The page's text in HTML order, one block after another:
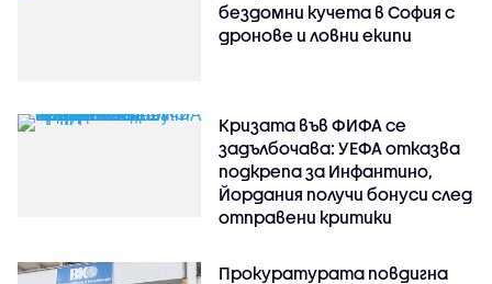
бездомни кучета в София с
дронове и ловни екипи
Кризата във ФИФА се
задълбочава: УЕФА отказва
подкрепа за Инфантино,
Йордания получи бонуси след
отправени критики
Прокуратурата повдигна